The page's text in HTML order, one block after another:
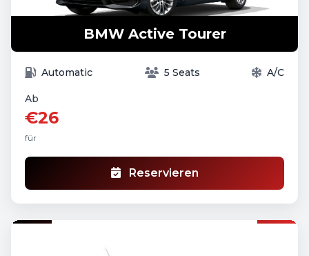
BMW Active Tourer
Automatic 5 Seats A/C
Ab
€26
für
Reservieren